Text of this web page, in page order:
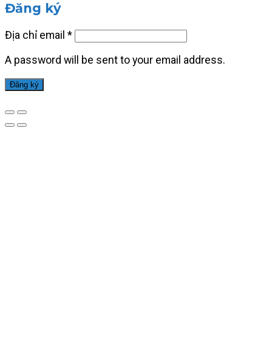
Đăng ký
Địa chỉ email *
A password will be sent to your email address.
Đăng ký